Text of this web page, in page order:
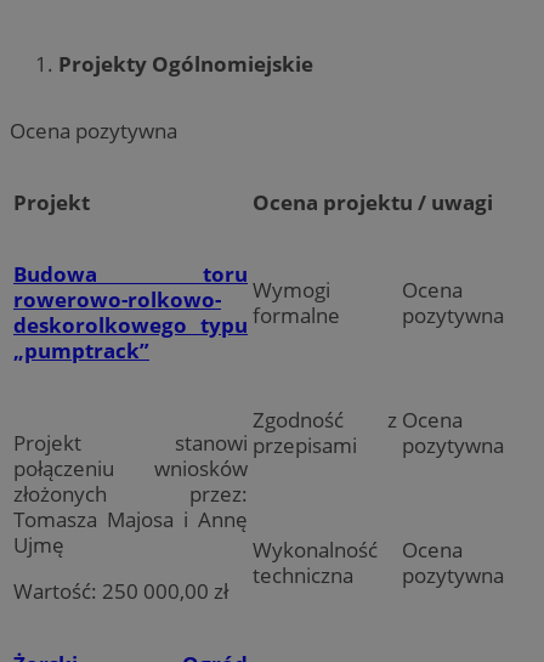
Projekty Ogólnomiejskie
Ocena pozytywna
Projekt Ocena projektu / uwagi
Budowa toru
rowerowo-rolkowo-
deskorolkowego typu
„pumptrack”
Projekt stanowi
połączeniu wniosków
złożonych przez:
Tomasza Majosa i Annę
Ujmę
Wartość: 250 000,00 zł
Wymogi
formalne
Ocena
pozytywna
Zgodność z
przepisami
Ocena
pozytywna
Wykonalność
techniczna
Ocena
pozytywna